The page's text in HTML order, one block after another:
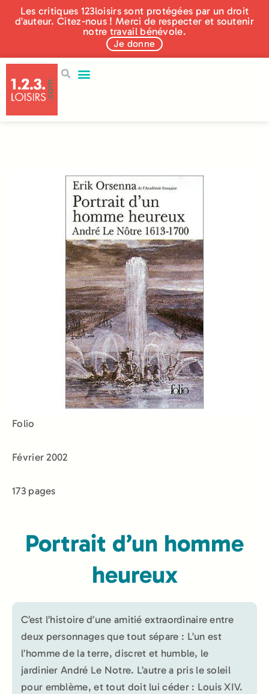
Les critiques 123loisirs sont protégées par un droit
d’auteur. Citez-nous ! Merci de respecter et soutenir
notre travail bénévole.
Je donne
Folio
Février 2002
173 pages
Portrait d’un homme
heureux
C’est l’histoire d’une amitié extraordinaire entre
deux personnages que tout sépare : L’un est
l’homme de la terre, discret et humble, le
jardinier André Le Notre. L’autre a pris le soleil
pour emblème, et tout doit lui céder : Louis XIV.